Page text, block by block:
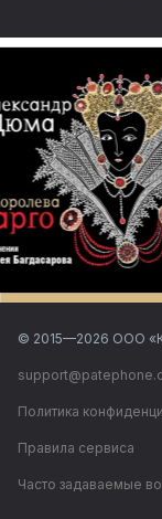
© 2015—2026 ООО
Политика
Правила сервиса
Часто задаваемые